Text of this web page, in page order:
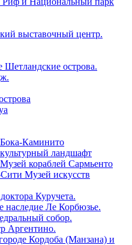
выставочный центр.
острова.
Каминито
ландшафт
кораблей Сармьенто
Музей искусств
Куручета.
наследие Ле Корбюзье.
собор.
Аргентино.
Кордоба (Манзана) и